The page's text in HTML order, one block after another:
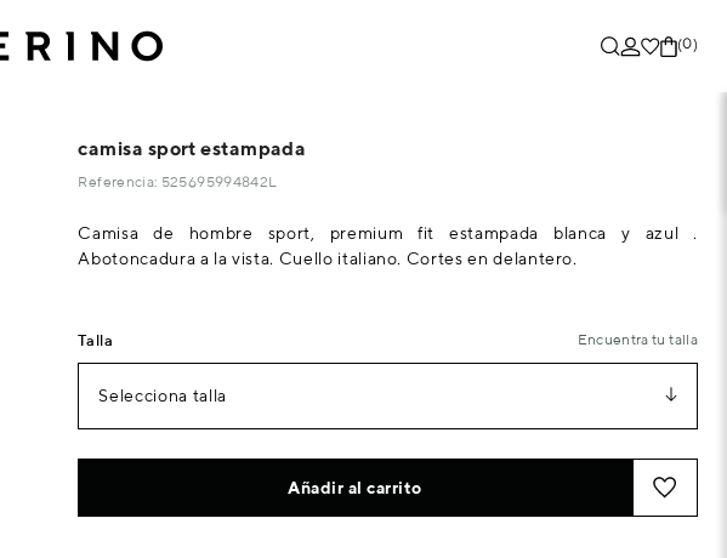
(0)
camisa sport estampada
Referencia: 525695994842L
Camisa de hombre sport, premium fit estampada blanca y azul .
Abotoncadura a la vista. Cuello italiano. Cortes en delantero.
Talla Encuentra tu talla
Selecciona talla
Añadir al carrito